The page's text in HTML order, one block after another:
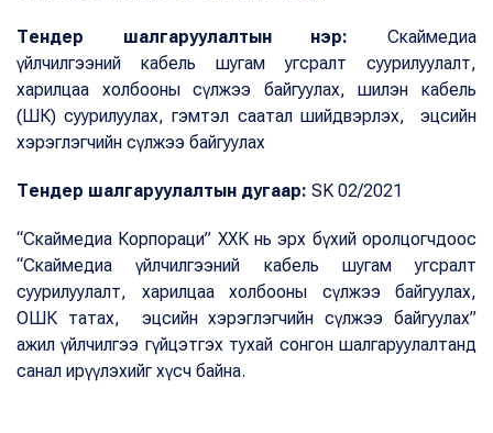
Тендер шалгаруулалтын нэр: Скаймедиа
үйлчилгээний кабель шугам угсралт суурилуулалт,
харилцаа холбооны сүлжээ байгуулах, шилэн кабель
(ШК) суурилуулах, гэмтэл саатал шийдвэрлэх, эцсийн
хэрэглэгчийн сүлжээ байгуулах
Тендер шалгаруулалтын дугаар: SK 02/2021
“Скаймедиа Корпораци” ХХК нь эрх бүхий оролцогчдоос
“Скаймедиа үйлчилгээний кабель шугам угсралт
суурилуулалт, харилцаа холбооны сүлжээ байгуулах,
ОШК татах, эцсийн хэрэглэгчийн сүлжээ байгуулах”
ажил үйлчилгээ гүйцэтгэх тухай сонгон шалгаруулалтанд
санал ирүүлэхийг хүсч байна.